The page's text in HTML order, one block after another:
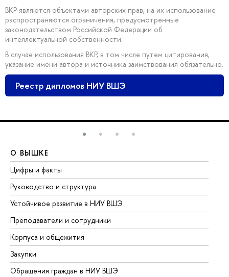
ВКР являются объектами авторских прав, на их использование
распространяются ограничения, предусмотренные
законодательством Российской Федерации об
интеллектуальной собственности.
В случае использования ВКР, в том числе путем цитирования,
указание имени автора и источника заимствования обязательно.
Реестр дипломов НИУ ВШЭ
О ВЫШКЕ
Цифры и факты
Руководство и структура
Устойчивое развитие в НИУ ВШЭ
Преподаватели и сотрудники
Корпуса и общежития
Закупки
Обращения граждан в НИУ ВШЭ